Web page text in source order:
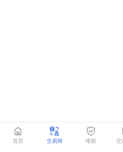
首页 交易商 维权 交